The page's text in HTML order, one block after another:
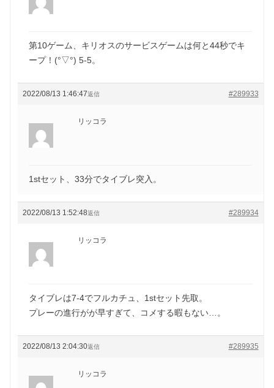
第10ゲーム、キリオスのサービスゲームは何と44秒でキ
ープ！(°▽°) 5-5。
2022/08/13 1:46:47 #289933
返信
リッコラ
1stセット、33分でタイブレ突入。
2022/08/13 1:52:48 #289934
返信
リッコラ
タイブレは7-4でフルカチュ、1stセット先取。
プレーの進行がが早すぎて、コメする暇もない…。
2022/08/13 2:04:30 #289935
返信
リッコラ